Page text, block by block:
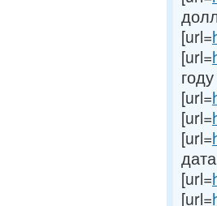
[url=
[url=
[url=
[url=
[url=
[url=
[url=